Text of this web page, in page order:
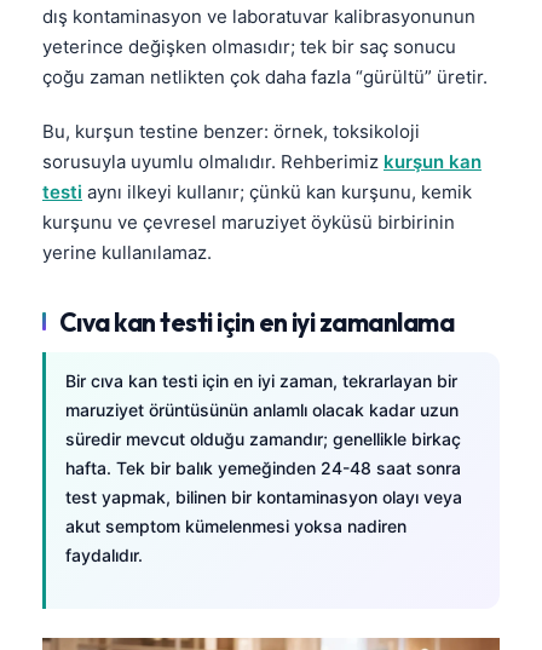
dış kontaminasyon ve laboratuvar kalibrasyonunun
yeterince değişken olmasıdır; tek bir saç sonucu
çoğu zaman netlikten çok daha fazla “gürültü” üretir.
Bu, kurşun testine benzer: örnek, toksikoloji
sorusuyla uyumlu olmalıdır. Rehberimiz kurşun kan
testi aynı ilkeyi kullanır; çünkü kan kurşunu, kemik
kurşunu ve çevresel maruziyet öyküsü birbirinin
yerine kullanılamaz.
Cıva kan testi için en iyi zamanlama
Bir cıva kan testi için en iyi zaman, tekrarlayan bir
maruziyet örüntüsünün anlamlı olacak kadar uzun
süredir mevcut olduğu zamandır; genellikle birkaç
hafta. Tek bir balık yemeğinden 24-48 saat sonra
test yapmak, bilinen bir kontaminasyon olayı veya
akut semptom kümelenmesi yoksa nadiren
faydalıdır.
Latviešu valoda
Македонски јазик
Euskara
Gàidhlig
Occitan
Монгол
ພາສາລາວ
Basa Jawa
Cebuano
Кыргызча
Татар теле